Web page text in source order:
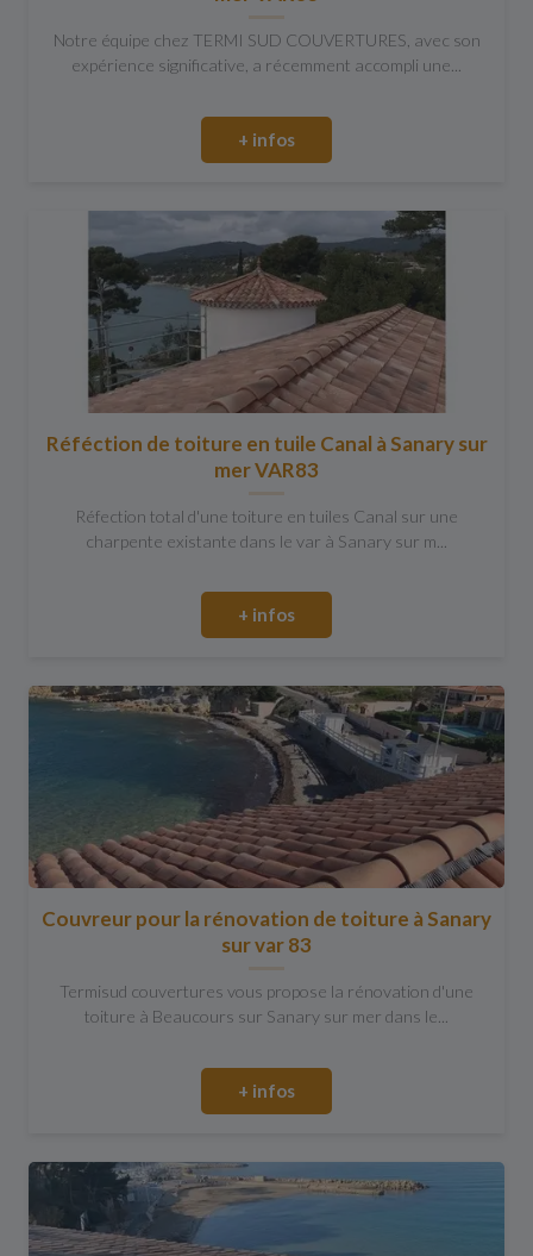
Notre équipe chez TERMI SUD COUVERTURES, avec son
expérience significative, a récemment accompli une...
+ infos
Réféction de toiture en tuile Canal à Sanary sur
mer VAR83
Réfection total d'une toiture en tuiles Canal sur une
charpente existante dans le var à Sanary sur m...
+ infos
Couvreur pour la rénovation de toiture à Sanary
sur var 83
Termisud couvertures vous propose la rénovation d'une
toiture à Beaucours sur Sanary sur mer dans le...
+ infos